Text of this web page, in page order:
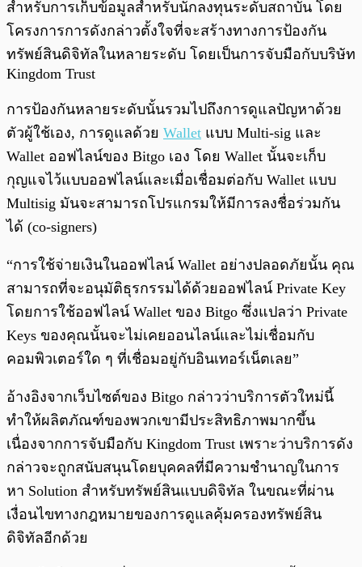
สำหรับการเก็บข้อมูลสำหรับนักลงทุนระดับสถาบัน โดย
โครงการการดังกล่าวตั้งใจที่จะสร้างทางการป้องกัน
ทรัพย์สินดิจิทัลในหลายระดับ โดยเป็นการจับมือกับบริษัท
Kingdom Trust
การป้องกันหลายระดับนั้นรวมไปถึงการดูแลปัญหาด้วย
ตัวผู้ใช้เอง, การดูแลด้วย Wallet แบบ Multi-sig และ
Wallet ออฟไลน์ของ Bitgo เอง โดย Wallet นั้นจะเก็บ
กุญแจไว้แบบออฟไลน์และเมื่อเชื่อมต่อกับ Wallet แบบ
Multisig มันจะสามารถโปรแกรมให้มีการลงชื่อร่วมกัน
ได้ (co-signers)
“การใช้จ่ายเงินในออฟไลน์ Wallet อย่างปลอดภัยนั้น คุณ
สามารถที่จะอนุมัติธุรกรรมได้ด้วยออฟไลน์ Private Key
โดยการใช้ออฟไลน์ Wallet ของ Bitgo ซึ่งแปลว่า Private
Keys ของคุณนั้นจะไม่เคยออนไลน์และไม่เชื่อมกับ
คอมพิวเตอร์ใด ๆ ที่เชื่อมอยู่กับอินเทอร์เน็ตเลย”
อ้างอิงจากเว็บไซต์ของ Bitgo กล่าวว่าบริการตัวใหม่นี้
ทำให้ผลิตภัณฑ์ของพวกเขามีประสิทธิภาพมากขึ้น
เนื่องจากการจับมือกับ Kingdom Trust เพราะว่าบริการดัง
กล่าวจะถูกสนับสนุนโดยบุคคลที่มีความชำนาญในการ
หา Solution สำหรับทรัพย์สินแบบดิจิทัล ในขณะที่ผ่าน
เงื่อนไขทางกฎหมายของการดูแลคุ้มครองทรัพย์สิน
ดิจิทัลอีกด้วย